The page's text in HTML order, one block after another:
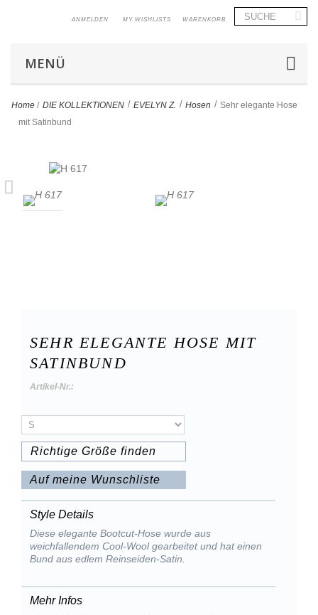
WARENKORB
MY WISHLISTS
ANMELDEN
MENÜ
Home / DIE KOLLEKTIONEN > EVELYN Z. > Hosen > Sehr elegante Hose
mit Satinbund
SEHR ELEGANTE HOSE MIT
SATINBUND
Artikel-Nr.:
Richtige Größe finden
Auf meine Wunschliste
Style Details
Diese elegante Bootcut-Hose wurde aus
weichfallendem Cool-Wool gearbeitet und hat einen
Bund aus edlem Reinseiden-Satin.
Mehr Infos